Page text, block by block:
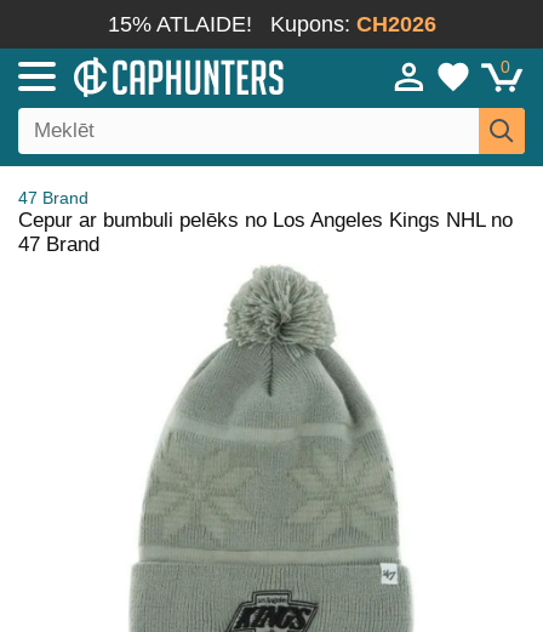
15% ATLAIDE! Kupons: CH2026
0
47 Brand
Cepur ar bumbuli pelēks no Los Angeles Kings NHL no
47 Brand